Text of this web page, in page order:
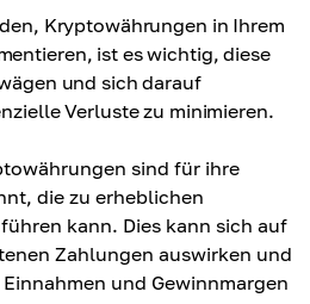
Kryptowährungen in Ihrem
ist es wichtig, diese
und sich darauf
Verluste zu minimieren.
sind für ihre
die zu erheblichen
kann. Dies kann sich auf
Zahlungen auswirken und
und Gewinnmargen